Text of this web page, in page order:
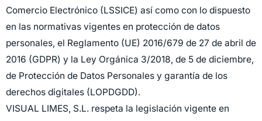
Comercio Electrónico (LSSICE) así como con lo dispuesto
en las normativas vigentes en protección de datos
personales, el Reglamento (UE) 2016/679 de 27 de abril de
2016 (GDPR) y la Ley Orgánica 3/2018, de 5 de diciembre,
de Protección de Datos Personales y garantía de los
derechos digitales (LOPDGDD).
VISUAL LIMES, S.L. respeta la legislación vigente en